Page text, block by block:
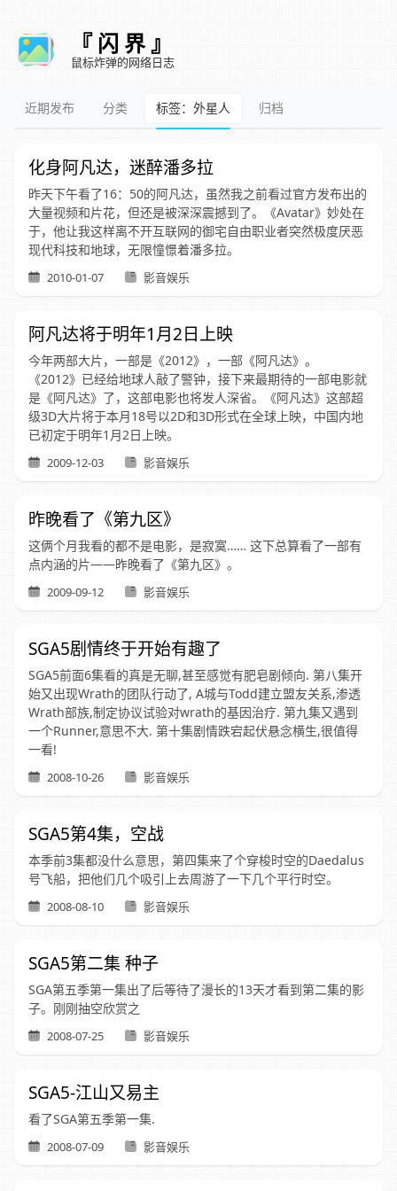
『 闪 界 』
鼠标炸弹的网络日志
近期发布 分类 标签：外星人 归档
化身阿凡达，迷醉潘多拉
昨天下午看了16：50的阿凡达，虽然我之前看过官方发布出的
大量视频和片花，但还是被深深震撼到了。《Avatar》妙处在
于，他让我这样离不开互联网的御宅自由职业者突然极度厌恶
现代科技和地球，无限憧憬着潘多拉。
2010-01-07 影音娱乐
阿凡达将于明年1月2日上映
今年两部大片，一部是《2012》，一部《阿凡达》。
《2012》已经给地球人敲了警钟，接下来最期待的一部电影就
是《阿凡达》了，这部电影也将发人深省。《阿凡达》这部超
级3D大片将于本月18号以2D和3D形式在全球上映，中国内地
已初定于明年1月2日上映。
2009-12-03 影音娱乐
昨晚看了《第九区》
这俩个月我看的都不是电影，是寂寞…… 这下总算看了一部有
点内涵的片——昨晚看了《第九区》。
2009-09-12 影音娱乐
SGA5剧情终于开始有趣了
SGA5前面6集看的真是无聊,甚至感觉有肥皂剧倾向. 第八集开
始又出现Wrath的团队行动了, A城与Todd建立盟友关系,渗透
Wrath部族,制定协议试验对wrath的基因治疗. 第九集又遇到
一个Runner,意思不大. 第十集剧情跌宕起伏悬念横生,很值得
一看!
2008-10-26 影音娱乐
SGA5第4集，空战
本季前3集都没什么意思，第四集来了个穿梭时空的Daedalus
号飞船，把他们几个吸引上去周游了一下几个平行时空。
2008-08-10 影音娱乐
SGA5第二集 种子
SGA第五季第一集出了后等待了漫长的13天才看到第二集的影
子。刚刚抽空欣赏之
2008-07-25 影音娱乐
SGA5-江山又易主
看了SGA第五季第一集.
2008-07-09 影音娱乐